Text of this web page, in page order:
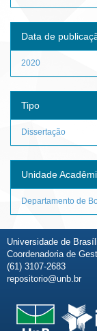
Data de
2020
Tipo
Dissertação
Unidade
Departamento de
Universidade de
Coordenadoria de
(61) 3107-2683
repositorio@unb.br